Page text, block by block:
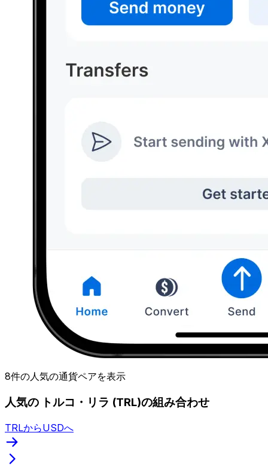
8件の人気の通貨ペアを表示
人気の トルコ・リラ (TRL)の組み合わせ
TRLからUSDへ